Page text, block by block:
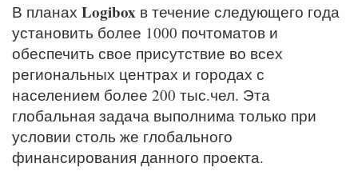
В планах Logibox в течение следующего года
установить более 1000 почтоматов и
обеспечить свое присутствие во всех
региональных центрах и городах с
населением более 200 тыс.чел. Эта
глобальная задача выполнима только при
условии столь же глобального
финансирования данного проекта.